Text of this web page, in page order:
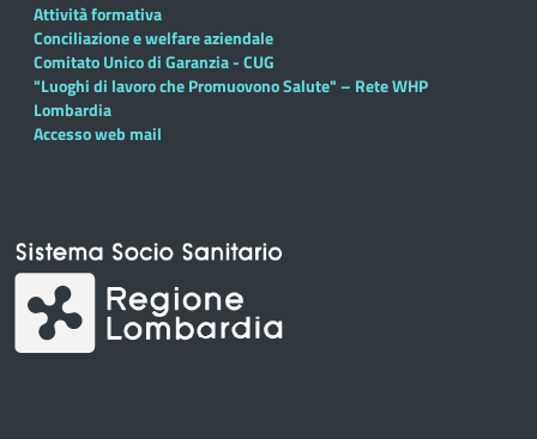
Attività formativa
Conciliazione e welfare aziendale
Comitato Unico di Garanzia - CUG
"Luoghi di lavoro che Promuovono Salute" – Rete WHP
Lombardia
Accesso web mail